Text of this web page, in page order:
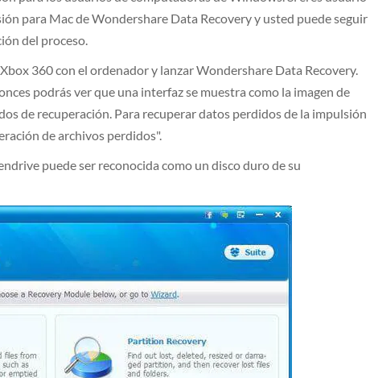
para Mac de Wondershare Data Recovery y usted puede seguir
del proceso.
360 con el ordenador y lanzar Wondershare Data Recovery.
podrás ver que una interfaz se muestra como la imagen de
de recuperación. Para recuperar datos perdidos de la impulsión
de archivos perdidos".
puede ser reconocida como un disco duro de su